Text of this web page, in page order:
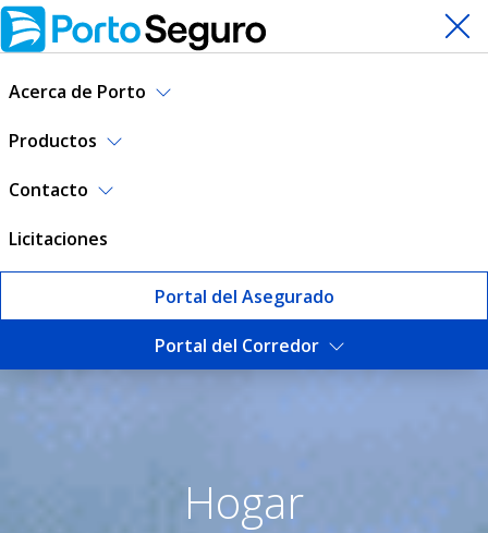
Acerca de Porto
Productos
Contacto
Licitaciones
Portal del Asegurado
Portal del Corredor
Seguro de Hogar | Porto
Hogar